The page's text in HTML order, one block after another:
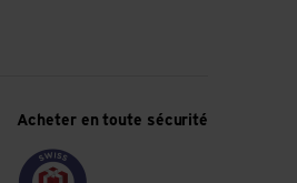
Acheter en toute sécurité